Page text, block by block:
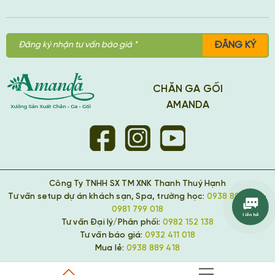
ĐĂNG KÝ
CHĂN GA GỐI
AMANDA
Công Ty TNHH SX TM XNK Thanh Thuý Hạnh
Tư vấn setup dự án khách sạn, Spa, trường học: 0938 889 418 -
0981 799 018
Tư vấn Đại lý/Phân phối: 0982 152 138
Tư vấn báo giá: 0932 411 018
Mua lẻ: 0938 889 418